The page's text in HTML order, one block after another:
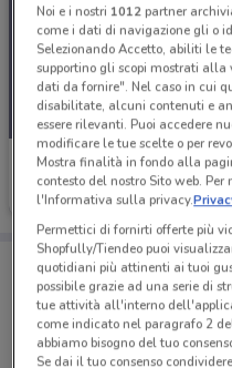
Ottimax
Scade il 23/08
Porta
Puoi trovare le
salvarle e creare
dal tuo cellulare.
Noi e i nostri 1012partner
come i dati di navigazione gli o
Selezionando Accetto, abiliti le
supportino gli scopi mostrati alla
dati da fornire". Nel caso in cui
disabilitate, alcuni contenuti e
essere rilevanti. Puoi accedere
modificare le tue scelte o per
Mostra finalità in fondo alla
contesto del nostro Sito web.
l'Informativa sulla privacy.
Permettici di fornirti offerte più
Shopfully/Tiendeo puoi
quotidiani più attinenti ai tuoi
possibile grazie ad una serie di
tue attività all'interno
come indicato nel paragrafo 2
abbiamo bisogno del tuo
Se dai il tuo consenso